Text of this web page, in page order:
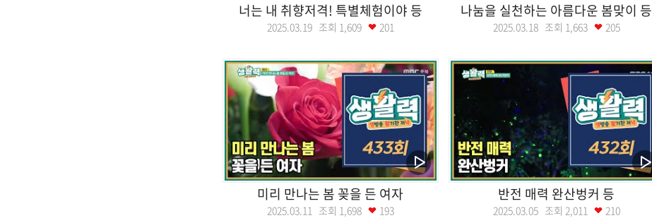
너는 내 취향저격! 특별체험이야 등
2025.03.19 조회 1,609 201
나눔을 실천하는 아름다운 봄맞이 등
2025.03.18 조회 1,663 205
미리 만나는 봄 꽂을 든 여자
2025.03.11 조회 1,698 193
반전 매력 완산벙커 등
2025.03.05 조회 2,011 210